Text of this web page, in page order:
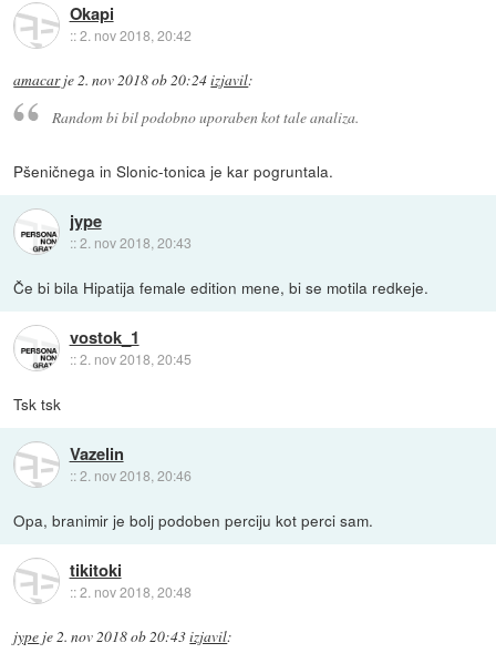
Okapi
::2. nov 2018, 20:42
amacarje2. nov 2018 ob 20:24izjavil:
Random bi bil podobno uporaben kot tale analiza.
Pšeničnega in Slonic-tonica je kar pogruntala.
jype
::2. nov 2018, 20:43
Če bi bila Hipatija female edition mene, bi se motila redkeje.
vostok_1
::2. nov 2018, 20:45
Tsk tsk
Vazelin
::2. nov 2018, 20:46
Opa, branimir je bolj podoben perciju kot perci sam.
tikitoki
::2. nov 2018, 20:48
jype je2. nov 2018 ob 20:43izjavil: